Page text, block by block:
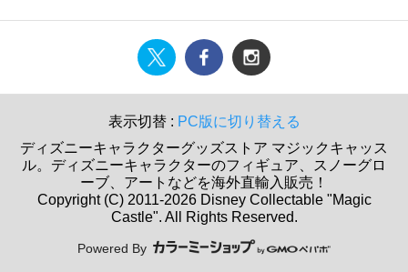
表示切替 : PC版に切り替える
ディズニーキャラクターグッズストア マジックキャッス
ル。ディズニーキャラクターのフィギュア、スノーグロ
ーブ、アートなどを海外直輸入販売！
Copyright (C) 2011-2026 Disney Collectable "Magic
Castle". All Rights Reserved.
Powered By